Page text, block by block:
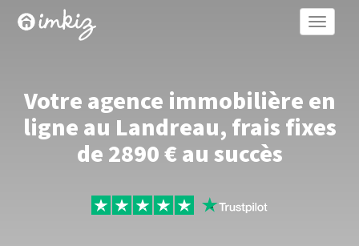
Toggle
Votre agence immobilière en
ligne au Landreau, frais fixes
de 2890 € au succès